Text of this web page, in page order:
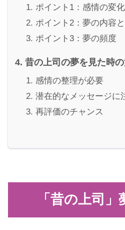
ポイント1：感情の変化
ポイント2：夢の内容
ポイント3：夢の頻度
昔の上司の夢を見た時
感情の整理が必要
潜在的なメッセージに
再評価のチャンス
「昔の上司